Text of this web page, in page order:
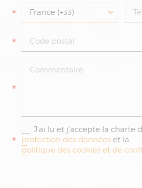
*
*
*
*
J'ai lu et j'accepte la charte
protection des données et la
politique des cookies et de